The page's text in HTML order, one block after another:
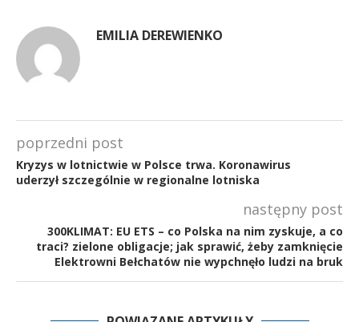
EMILIA DEREWIENKO
poprzedni post
Kryzys w lotnictwie w Polsce trwa. Koronawirus
uderzył szczególnie w regionalne lotniska
następny post
300KLIMAT: EU ETS – co Polska na nim zyskuje, a co
traci? zielone obligacje; jak sprawić, żeby zamknięcie
Elektrowni Bełchatów nie wypchnęło ludzi na bruk